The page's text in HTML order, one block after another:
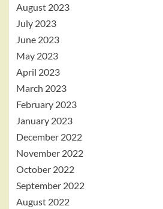
August 2023
July 2023
June 2023
May 2023
April 2023
March 2023
February 2023
January 2023
December 2022
November 2022
October 2022
September 2022
August 2022